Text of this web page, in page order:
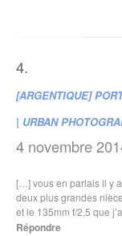
[ARGENTIQUE]
| URBAN
4 novembre
[…] vous en parlais il y
deux plus grandes
et le 135mm f/2,5 que
Répondre